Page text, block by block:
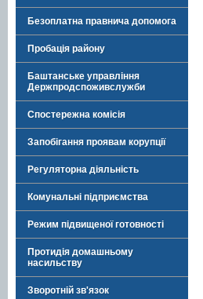
Безоплатна правнича допомога
Пробація району
Баштанське управління
Держпродспоживслужби
Спостережна комісія
Запобігання проявам корупції
Регуляторна діяльність
Комунальні підприємства
Режим підвищеної готовності
Протидія домашньому
насильству
Зворотній зв'язок